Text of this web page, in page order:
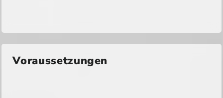
Voraussetzungen